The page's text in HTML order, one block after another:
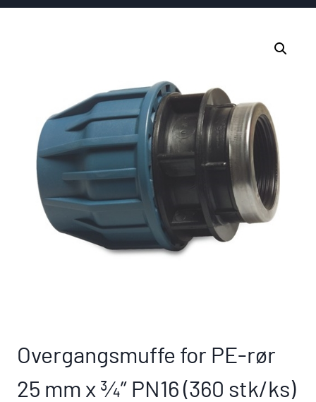
Overgangsmuffe for PE-rør
25 mm x ¾” PN16 (360 stk/ks)